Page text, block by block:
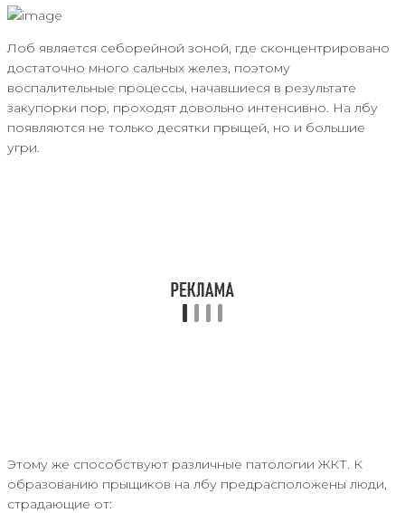
Лоб является себорейной зоной, где сконцентрировано
достаточно много сальных желез, поэтому
воспалительные процессы, начавшиеся в результате
закупорки пор, проходят довольно интенсивно. На лбу
появляются не только десятки прыщей, но и большие
угри.
Этому же способствуют различные патологии ЖКТ. К
образованию прыщиков на лбу предрасположены люди,
страдающие от: